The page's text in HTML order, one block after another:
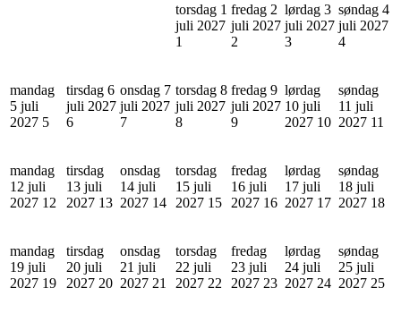
torsdag 1
juli 2027
1
fredag 2
juli 2027
2
lørdag 3
juli 2027
3
søndag 4
juli 2027
4
mandag
5 juli
2027 5
tirsdag 6
juli 2027
6
onsdag 7
juli 2027
7
torsdag 8
juli 2027
8
fredag 9
juli 2027
9
lørdag
10 juli
2027 10
søndag
11 juli
2027 11
mandag
12 juli
2027 12
tirsdag
13 juli
2027 13
onsdag
14 juli
2027 14
torsdag
15 juli
2027 15
fredag
16 juli
2027 16
lørdag
17 juli
2027 17
søndag
18 juli
2027 18
mandag
19 juli
2027 19
tirsdag
20 juli
2027 20
onsdag
21 juli
2027 21
torsdag
22 juli
2027 22
fredag
23 juli
2027 23
lørdag
24 juli
2027 24
søndag
25 juli
2027 25